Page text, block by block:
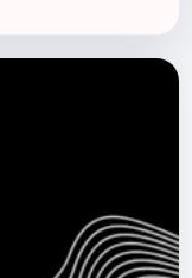
perder. A lo
crecido